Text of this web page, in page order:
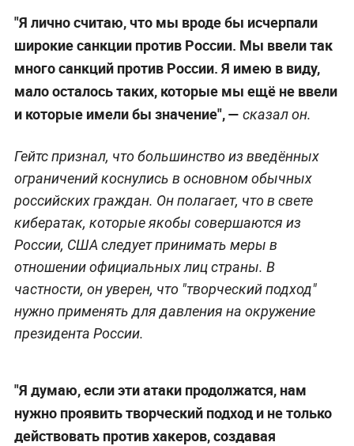
"Я лично считаю, что мы вроде бы исчерпали
широкие санкции против России. Мы ввели так
много санкций против России. Я имею в виду,
мало осталось таких, которые мы ещё не ввели
и которые имели бы значение", — сказал он.
Гейтс признал, что большинство из введённых
ограничений коснулись в основном обычных
российских граждан. Он полагает, что в свете
кибератак, которые якобы совершаются из
России, США следует принимать меры в
отношении официальных лиц страны. В
частности, он уверен, что "творческий подход"
нужно применять для давления на окружение
президента России.
"Я думаю, если эти атаки продолжатся, нам
нужно проявить творческий подход и не только
действовать против хакеров, создавая